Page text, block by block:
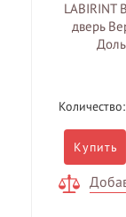
LABIRINT
дверь
Количество:
Купить